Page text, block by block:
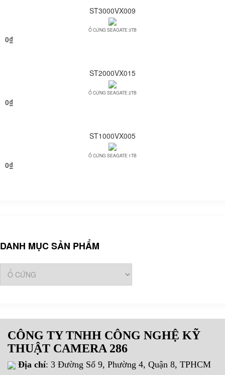
ST3000VX009
Ổ CỨNG SEAGATE 3TB
0₫
ST2000VX015
Ổ CỨNG SEAGATE 2TB
0₫
ST1000VX005
Ổ CỨNG SEAGATE 1TB
0₫
DANH MỤC SẢN PHẨM
CÔNG TY TNHH CÔNG NGHỆ KỸ
THUẬT CAMERA 286
Địa chỉ: 3 Đường Số 9, Phường 4, Quận 8, TPHCM